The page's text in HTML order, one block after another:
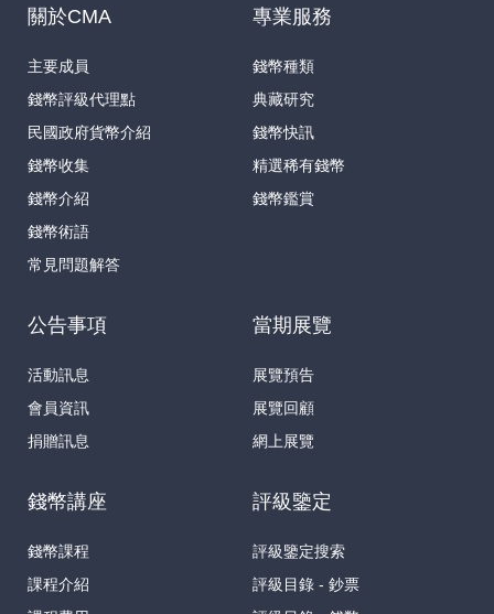
關於CMA
主要成員
錢幣評級代理點
民國政府貨幣介紹
錢幣收集
錢幣介紹
錢幣術語
常見問題解答
專業服務
錢幣種類
典藏研究
錢幣快訊
精選稀有錢幣
錢幣鑑賞
公告事項
活動訊息
會員資訊
捐贈訊息
當期展覽
展覽預告
展覽回顧
網上展覽
錢幣講座
錢幣課程
課程介紹
評級鑒定
評級鑒定搜索
評級目錄 - 鈔票